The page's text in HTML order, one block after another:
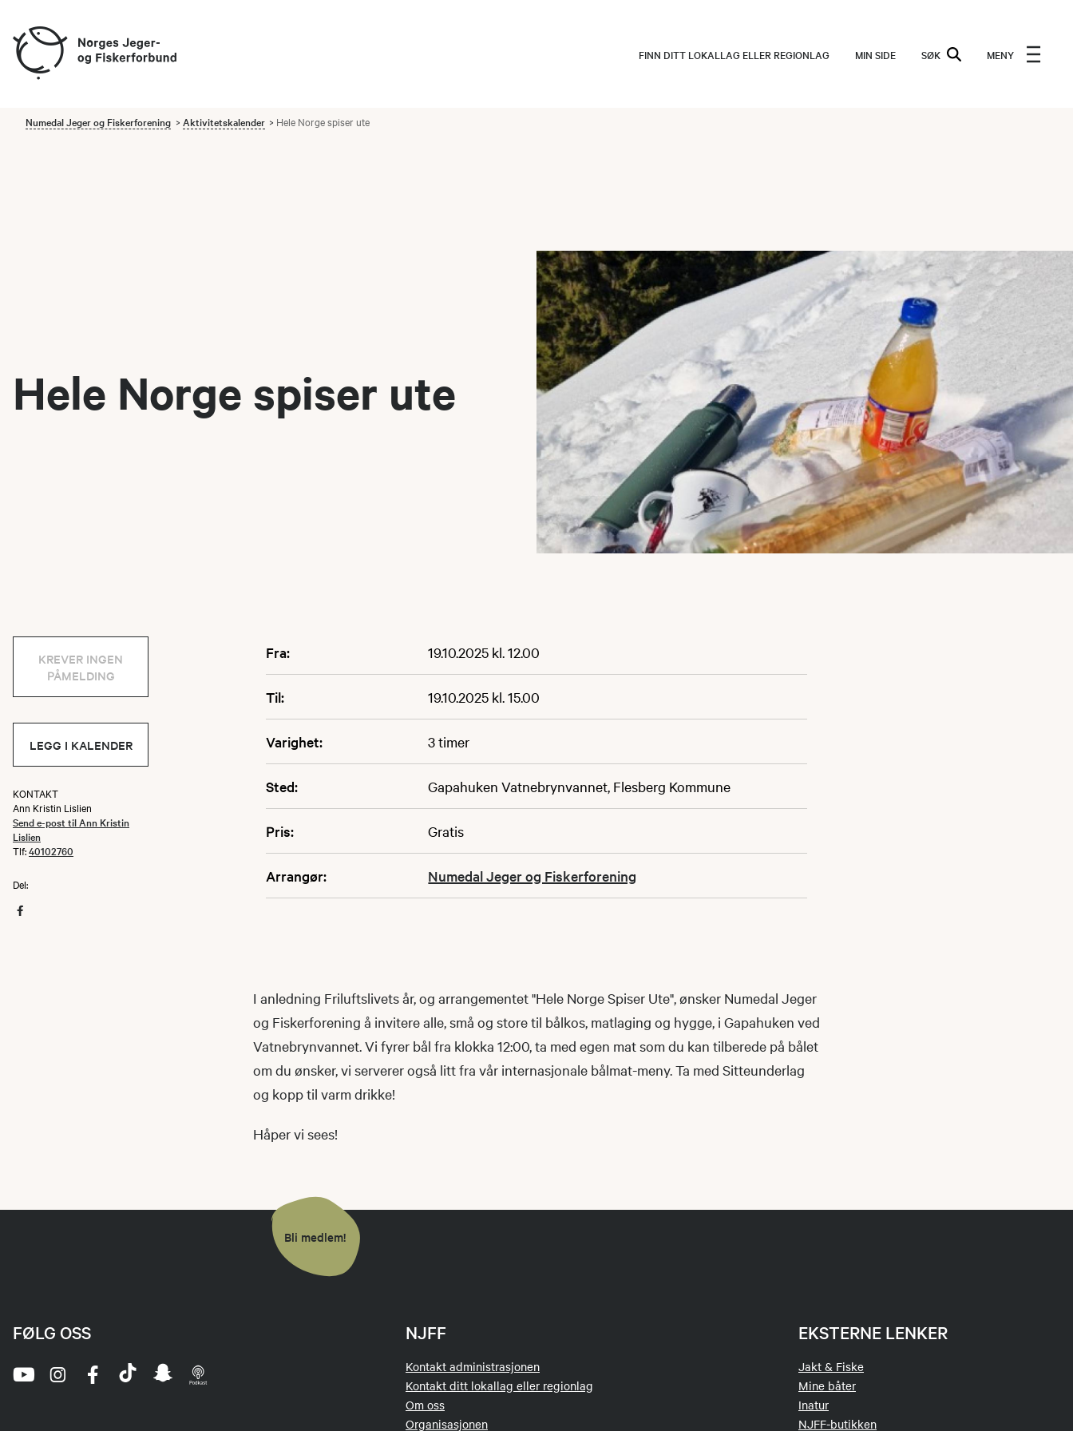
FINN DITT LOKALLAG ELLER REGIONLAG MIN SIDE SØK MENY
Numedal Jeger og Fiskerforening Aktivitetskalender Hele Norge spiser ute
Hele Norge spiser ute
Fra: 19.10.2025 kl. 12.00
Til: 19.10.2025 kl. 15.00
Varighet: 3 timer
Sted: Gapahuken Vatnebrynvannet, Flesberg Kommune
Pris: Gratis
Arrangør: Numedal Jeger og Fiskerforening
KREVER INGEN
PÅMELDING
LEGG I KALENDER
KONTAKT
Ann Kristin Lislien
Send e-post til Ann Kristin
Lislien
Tlf:40102760
Del:
I anledning Friluftslivets år, og arrangementet "Hele Norge Spiser Ute", ønsker Numedal Jeger
og Fiskerforening å invitere alle, små og store til bålkos, matlaging og hygge, i Gapahuken ved
Vatnebrynvannet. Vi fyrer bål fra klokka 12:00, ta med egen mat som du kan tilberede på bålet
om du ønsker, vi serverer også litt fra vår internasjonale bålmat-meny. Ta med Sitteunderlag
og kopp til varm drikke!
Håper vi sees!
Bli medlem!
NJFF
Kontakt administrasjonen
Kontakt ditt lokallag eller regionlag
Om oss
Organisasjonen
EKSTERNE LENKER
Jakt & Fiske
Mine båter
Inatur
NJFF-butikken
FØLG OSS